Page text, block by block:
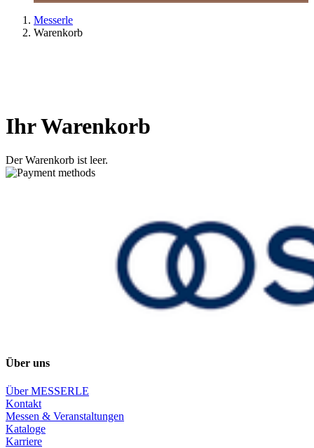
Messerle
Warenkorb
Ihr Warenkorb
Der Warenkorb ist leer.
Über uns
Über MESSERLE
Kontakt
Messen & Veranstaltungen
Kataloge
Karriere